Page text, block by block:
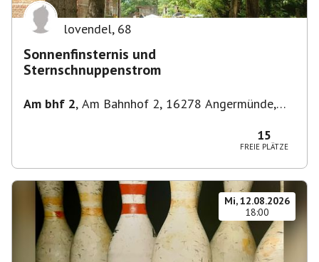
lovendel, 68
Sonnenfinsternis und
Sternschnuppenstrom
Am bhf 2, Am Bahnhof 2, 16278 Angermünde,
15
FREIE PLÄTZE
Mi, 12.08.2026
18:00